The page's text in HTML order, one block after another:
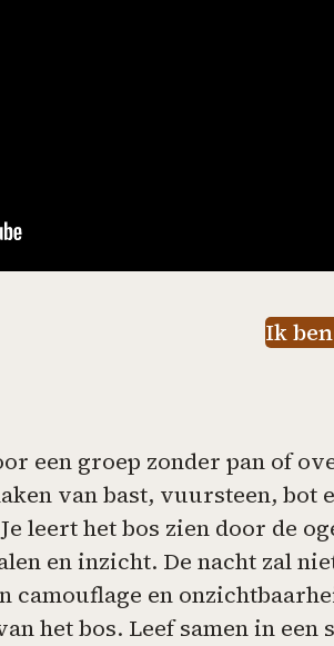
Ik
een groep zonder pan of
van bast, vuursteen, bot
leert het bos zien door de
en inzicht. De nacht zal
camouflage en
het bos. Leef samen in een